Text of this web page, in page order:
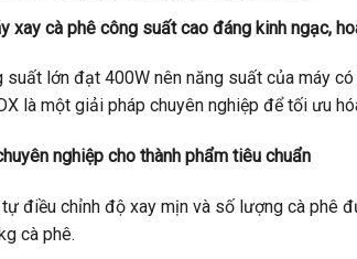
xay cà phê công suất cao đáng kinh ngạc,
suất lớn đạt 400W nên năng suất của máy
là một giải pháp chuyên nghiệp để tối ưu
nghiệp cho thành phẩm tiêu chuẩn
điều chỉnh độ xay mịn và số lượng cà phê
cà phê.